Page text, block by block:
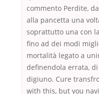
commento Perdite,
alla pancetta una
soprattutto una con
fino ad dei modi
mortalità legato a
definendola errata,
digiuno. Cure
with this, but you